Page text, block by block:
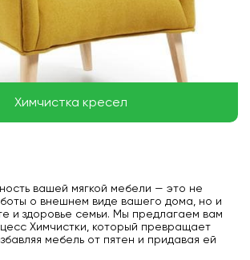
Химчистка кресел
вашей мягкой мебели — это не
о внешнем виде вашего дома, но и
и здоровье семьи. Мы предлагаем вам
Химчистки, который превращает
мебель от пятен и придавая ей